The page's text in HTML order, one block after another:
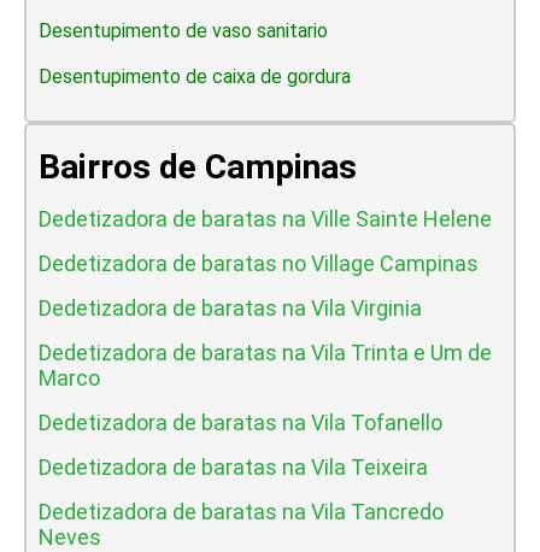
Desentupimento de vaso sanitario
Desentupimento de caixa de gordura
Bairros de Campinas
Dedetizadora de baratas na Ville Sainte Helene
Dedetizadora de baratas no Village Campinas
Dedetizadora de baratas na Vila Virginia
Dedetizadora de baratas na Vila Trinta e Um de
Marco
Dedetizadora de baratas na Vila Tofanello
Dedetizadora de baratas na Vila Teixeira
Dedetizadora de baratas na Vila Tancredo
Neves